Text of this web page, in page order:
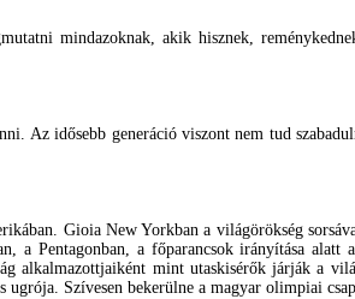
mindazoknak, akik hisznek,
idősebb generáció viszont nem tud
Gioia New Yorkban a világörökség
a Pentagonban, a főparancsok irányítása
alkalmazottjaiként mint utaskisérők járják
Szívesen bekerülne a magyar olimpiai